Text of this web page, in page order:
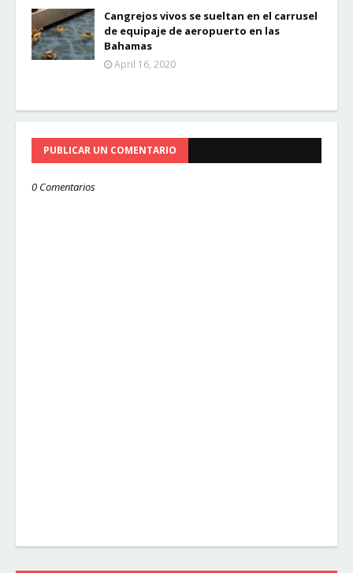
Cangrejos vivos se sueltan en el carrusel
de equipaje de aeropuerto en las
Bahamas
April 16, 2020
PUBLICAR UN COMENTARIO
0 Comentarios